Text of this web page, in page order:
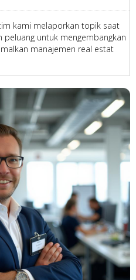
kami melaporkan topik saat
peluang untuk mengembangkan
manajemen real estat